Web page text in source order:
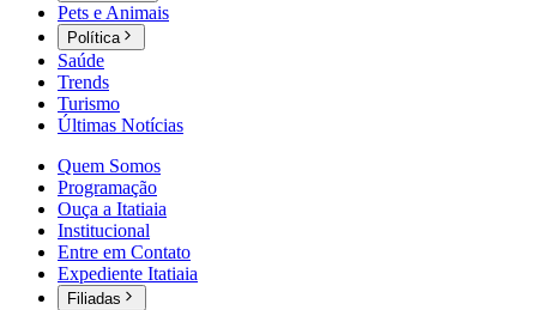
Pets e Animais
Política
Saúde
Trends
Turismo
Últimas Notícias
Quem Somos
Programação
Ouça a Itatiaia
Institucional
Entre em Contato
Expediente Itatiaia
Filiadas